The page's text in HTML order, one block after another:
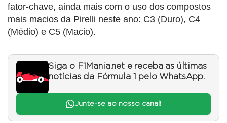
fator-chave, ainda mais com o uso dos compostos
mais macios da Pirelli neste ano: C3 (Duro), C4
(Médio) e C5 (Macio).
Siga o F1Mania.net e receba as últimas
notícias da Fórmula 1 pelo WhatsApp.
Junte-se ao nosso canal!